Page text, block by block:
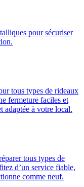
pour sécuriser
tous types de rideaux
fermeture faciles et
adaptée à votre local.
tous types de
d’un service fiable,
comme neuf.